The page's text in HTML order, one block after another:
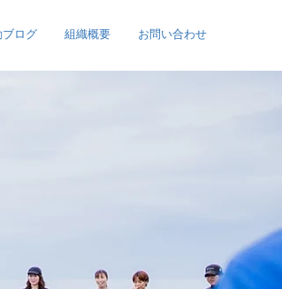
ブログ 組織概要 お問い合わせ